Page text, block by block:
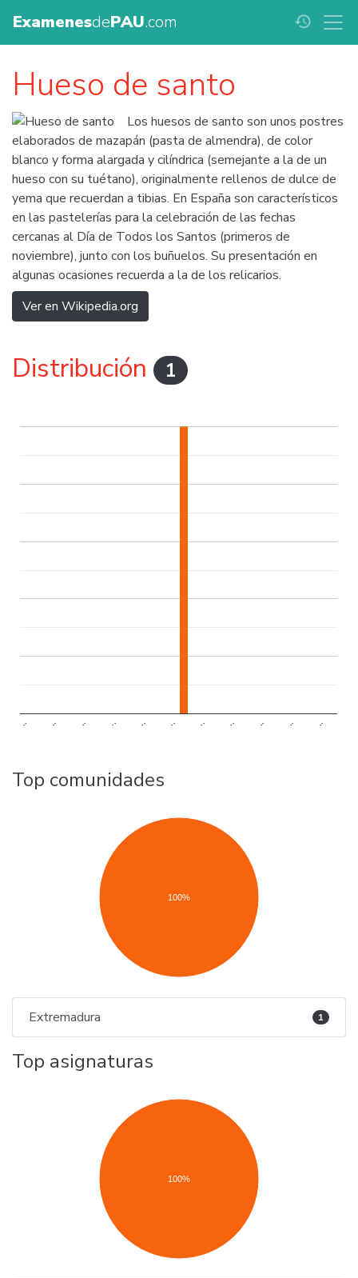
ExamenesdePAU.com history
Hueso de santo
Los huesos de santo son unos postres
elaborados de mazapán (pasta de almendra), de color
blanco y forma alargada y cilíndrica (semejante a la de un
hueso con su tuétano), originalmente rellenos de dulce de
yema que recuerdan a tibias. En España son característicos
en las pastelerías para la celebración de las fechas
cercanas al Día de Todos los Santos (primeros de
noviembre), junto con los buñuelos. Su presentación en
algunas ocasiones recuerda a la de los relicarios.
Ver en Wikipedia.org
Distribución 1
.. .. .. .. .. .. .. .. .. .. ..
Top comunidades
100%
Extremadura 1
Top asignaturas
100%